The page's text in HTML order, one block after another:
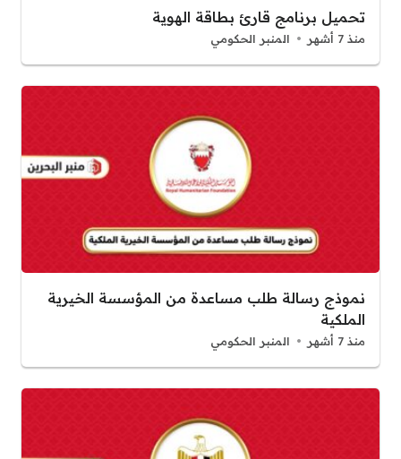
تحميل برنامج قارئ بطاقة الهوية
منذ 7 أشهر المنبر الحكومي
نموذج رسالة طلب مساعدة من المؤسسة الخيرية
الملكية
منذ 7 أشهر المنبر الحكومي